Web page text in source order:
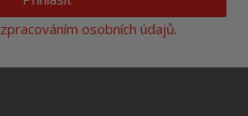
zpracováním osobních údajů.